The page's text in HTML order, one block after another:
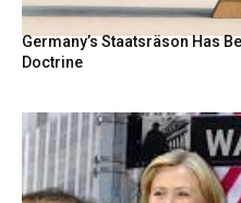
Germany’s Staatsräson Has
Doctrine